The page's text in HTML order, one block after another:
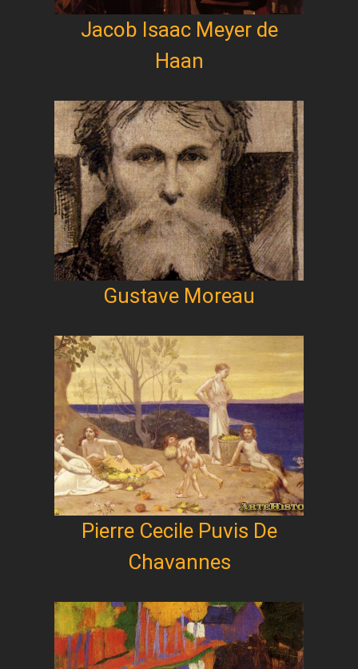
Jacob Isaac Meyer de
Haan
Gustave Moreau
Pierre Cecile Puvis De
Chavannes